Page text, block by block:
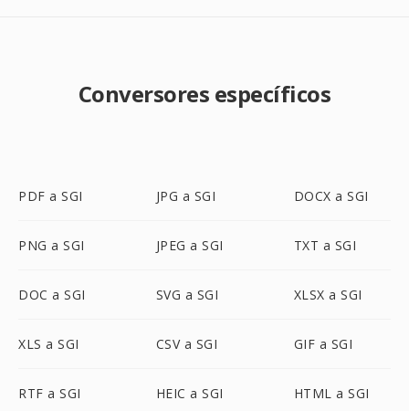
Conversores específicos
PDF a SGI JPG a SGI DOCX a SGI
PNG a SGI JPEG a SGI TXT a SGI
DOC a SGI SVG a SGI XLSX a SGI
XLS a SGI CSV a SGI GIF a SGI
RTF a SGI HEIC a SGI HTML a SGI